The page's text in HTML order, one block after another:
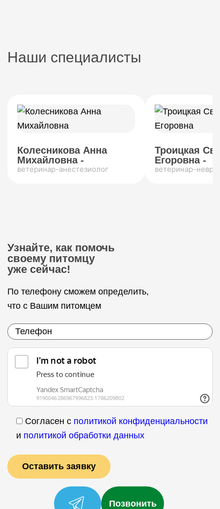
Наши специалисты
Колесникова Анна
Михайловна -
ветеринар-анестезиолог
Троицкая
Егоровна -
ветеринар-
Узнайте, как помочь
своему питомцу
уже сейчас!
По телефону сможем определить,
что с Вашим питомцем
Согласен с политикой конфиденциальности
и политикой обработки данных
Позвонить